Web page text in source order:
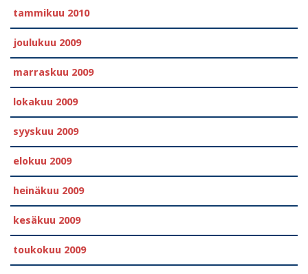
tammikuu 2010
joulukuu 2009
marraskuu 2009
lokakuu 2009
syyskuu 2009
elokuu 2009
heinäkuu 2009
kesäkuu 2009
toukokuu 2009